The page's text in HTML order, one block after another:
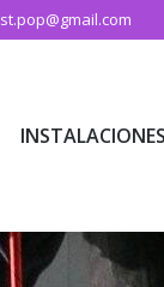
INSTALACIONES